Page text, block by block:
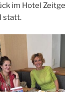
im Hotel
statt.